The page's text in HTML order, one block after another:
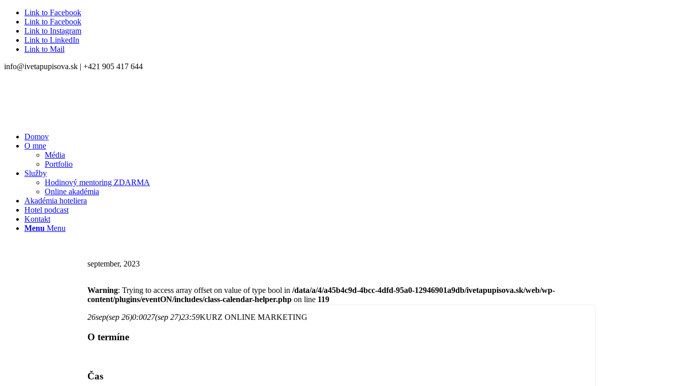
Link to Facebook
Link to Facebook
Link to Instagram
Link to LinkedIn
Link to Mail
info@ivetapupisova.sk | +421 905 417 644
Domov
O mne
Média
Portfolio
Služby
Hodinový mentoring ZDARMA
Online akadémia
Akadémia hoteliera
Hotel podcast
Kontakt
Menu Menu
september, 2023
Warning: Trying to access array offset on value of type bool in /data/a/4/a45b4c9d-4bcc-4dfd-95a0-12946901a9db/ivetapupisova.sk/web/wp-
content/plugins/eventON/includes/class-calendar-helper.php on line 119
26sep(sep 26)0:0027(sep 27)23:59KURZ ONLINE MARKETING
O termíne
Čas